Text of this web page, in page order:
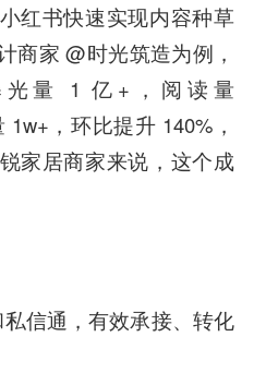
红书快速实现内容种草
商家 @时光筑造为例，
光量 1 亿+，阅读量
，环比提升 140%，
家居商家来说，这个成
信通，有效承接、转化